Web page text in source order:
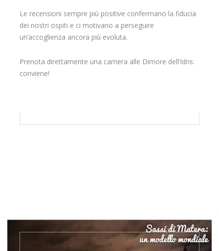
Le recensioni sempre più positive confermano la fiducia
dei nostri ospiti e ci motivano a perseguire
un’accoglienza ancora più evoluta.
Prenota direttamente una camera alle Dimore dell’Idris:
conviene!